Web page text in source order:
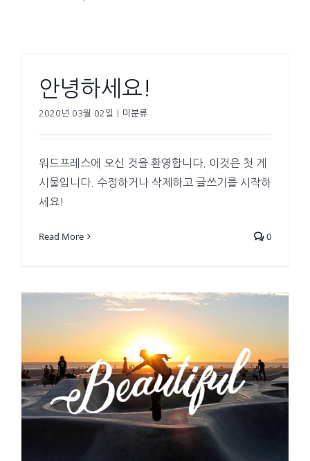
안녕하세요!
2020년 03월 02일 미분류
워드프레스에 오신 것을 환영합니다. 이것은 첫 게
시물입니다. 수정하거나 삭제하고 글쓰기를 시작하
세요!
Read More 0